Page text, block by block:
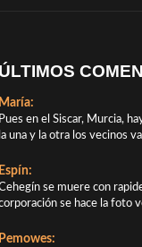
ÚLTIMOS
María:
Pues en el Siscar, Murcia,
la una y la otra los vecinos
Espín:
se muere con
se hace la foto
Pemowes: